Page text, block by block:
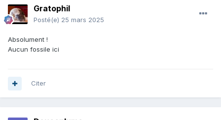
Gratophil
Posté(e) 25 mars 2025
Absolument !
Aucun fossile ici
Citer